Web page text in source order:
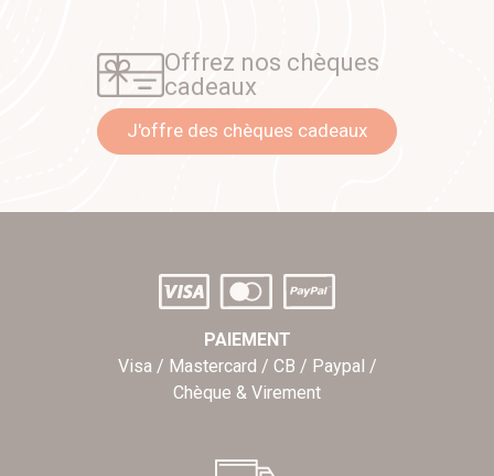
Offrez nos chèques
cadeaux
J'offre des chèques cadeaux
PAIEMENT
Visa / Mastercard / CB / Paypal /
Chèque & Virement